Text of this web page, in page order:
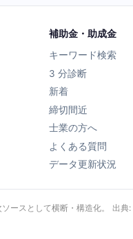
補助金・助成金
キーワード検索
3 分診断
新着
締切間近
士業の方へ
よくある質問
データ更新状況
ースとして横断・構造化。 出